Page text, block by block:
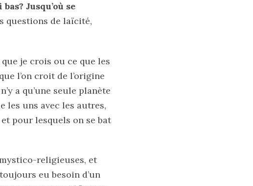
Jusqu’où se
questions de laïcité,
je crois ou ce que les
l’on croit de l’origine
a qu’une seule planète
les uns avec les autres,
pour lesquels on se bat
religieuses, et
eu besoin d’un